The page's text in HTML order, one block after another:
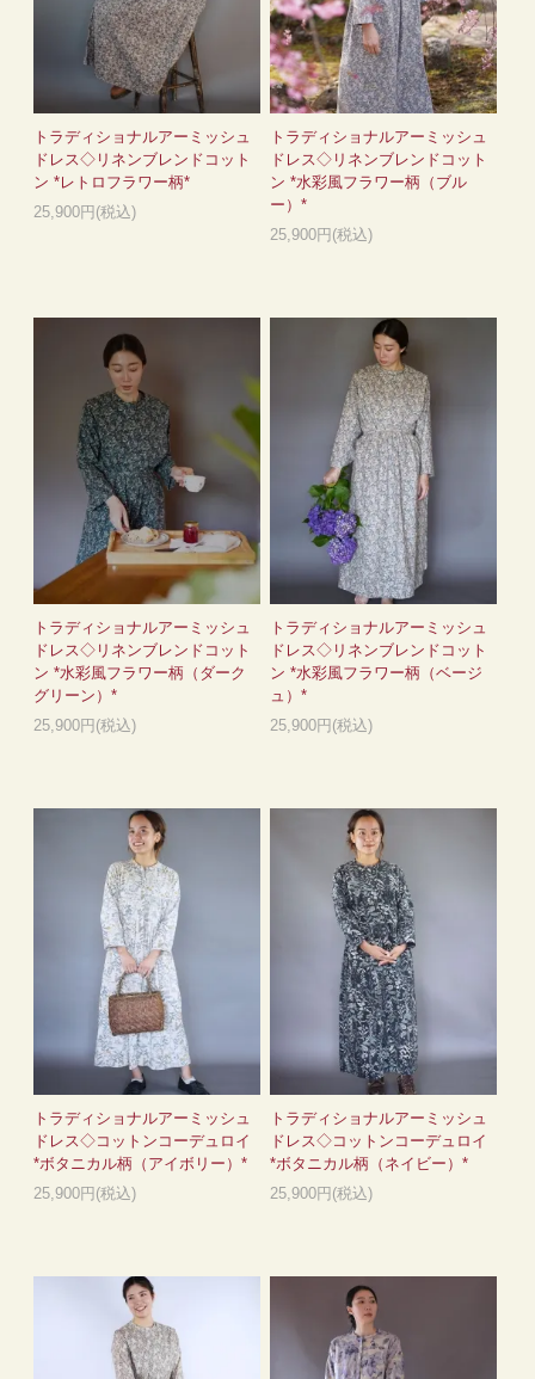
トラディショナルアーミッシュ
ドレス◇リネンブレンドコット
ン *レトロフラワー柄*
25,900円(税込)
トラディショナルアーミッシュ
ドレス◇リネンブレンドコット
ン *水彩風フラワー柄（ブル
ー）*
25,900円(税込)
トラディショナルアーミッシュ
ドレス◇リネンブレンドコット
ン *水彩風フラワー柄（ダーク
グリーン）*
25,900円(税込)
トラディショナルアーミッシュ
ドレス◇リネンブレンドコット
ン *水彩風フラワー柄（ベージ
ュ）*
25,900円(税込)
トラディショナルアーミッシュ
ドレス◇コットンコーデュロイ
*ボタニカル柄（アイボリー）*
25,900円(税込)
トラディショナルアーミッシュ
ドレス◇コットンコーデュロイ
*ボタニカル柄（ネイビー）*
25,900円(税込)